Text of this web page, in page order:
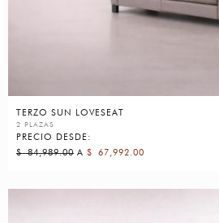
TERZO SUN LOVESEAT
2 PLAZAS
PRECIO DESDE:
$84,989.00 A $ 67,992.00